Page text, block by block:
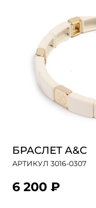
БРАСЛЕТ A&C
АРТИКУЛ 3016-0307
6 200 ₽